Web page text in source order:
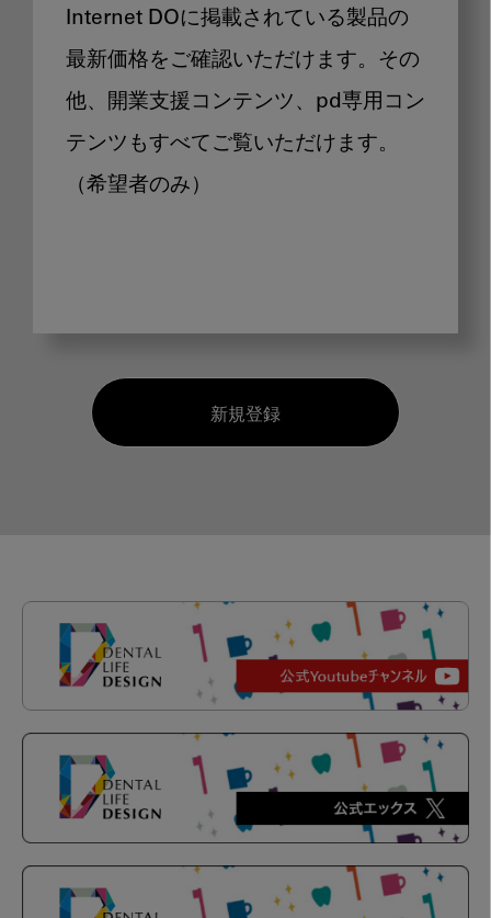
Internet DOに掲載されている製品の
最新価格をご確認いただけます。その
他、開業支援コンテンツ、pd専用コン
テンツもすべてご覧いただけます。
（希望者のみ）
新規登録